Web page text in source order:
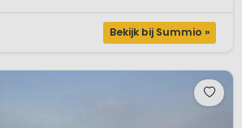
Bekijk bij Summio »